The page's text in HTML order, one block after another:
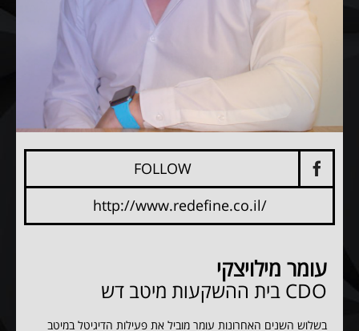
FOLLOW
http://www.redefine.co.il/
עומר מילויצקי
CDO בית ההשקעות מיטב דש
בשלוש השנים האחרונות עומר מוביל את פעילות הדיגיטל במיטב